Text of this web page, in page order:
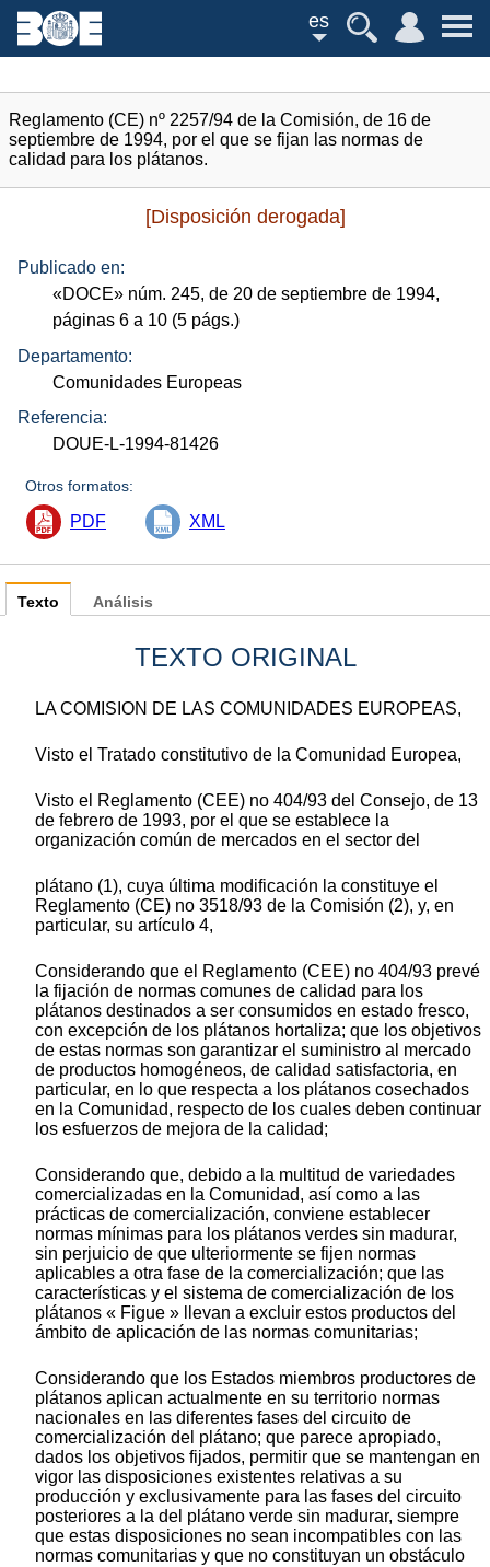
es
Reglamento (CE) nº 2257/94 de la Comisión, de 16 de
septiembre de 1994, por el que se fijan las normas de
calidad para los plátanos.
[Disposición derogada]
Publicado en:
«DOCE» núm. 245, de 20 de septiembre de 1994,
páginas 6 a 10 (5 págs.)
Departamento:
Comunidades Europeas
Referencia:
DOUE-L-1994-81426
Otros formatos:
PDF XML
Texto
TEXTO ORIGINAL
LA COMISION DE LAS COMUNIDADES EUROPEAS,
Visto el Tratado constitutivo de la Comunidad Europea,
Visto el Reglamento (CEE) no 404/93 del Consejo, de 13
de febrero de 1993, por el que se establece la
organización común de mercados en el sector del
plátano (1), cuya última modificación la constituye el
Reglamento (CE) no 3518/93 de la Comisión (2), y, en
particular, su artículo 4,
Considerando que el Reglamento (CEE) no 404/93 prevé
la fijación de normas comunes de calidad para los
plátanos destinados a ser consumidos en estado fresco,
con excepción de los plátanos hortaliza; que los objetivos
de estas normas son garantizar el suministro al mercado
de productos homogéneos, de calidad satisfactoria, en
particular, en lo que respecta a los plátanos cosechados
en la Comunidad, respecto de los cuales deben continuar
los esfuerzos de mejora de la calidad;
Considerando que, debido a la multitud de variedades
comercializadas en la Comunidad, así como a las
prácticas de comercialización, conviene establecer
normas mínimas para los plátanos verdes sin madurar,
sin perjuicio de que ulteriormente se fijen normas
aplicables a otra fase de la comercialización; que las
características y el sistema de comercialización de los
plátanos « Figue » llevan a excluir estos productos del
ámbito de aplicación de las normas comunitarias;
Considerando que los Estados miembros productores de
plátanos aplican actualmente en su territorio normas
nacionales en las diferentes fases del circuito de
comercialización del plátano; que parece apropiado,
dados los objetivos fijados, permitir que se mantengan en
vigor las disposiciones existentes relativas a su
producción y exclusivamente para las fases del circuito
posteriores a la del plátano verde sin madurar, siempre
que estas disposiciones no sean incompatibles con las
normas comunitarias y que no constituyan un obstáculo
Análisis